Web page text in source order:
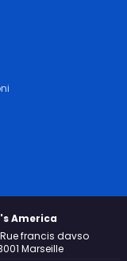
America
Rue francis davso
Marseille